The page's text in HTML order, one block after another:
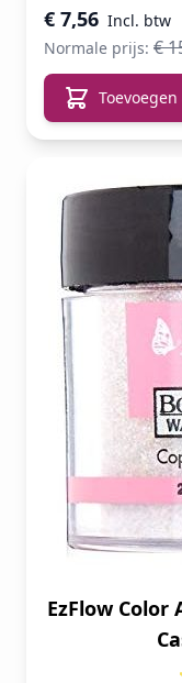
€ 7,56
Normale prijs: €
EzFlow